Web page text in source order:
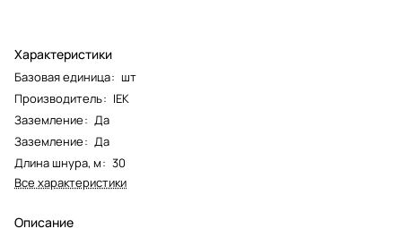
Характеристики
Базовая единица: шт
Производитель: IEK
Заземление: Да
Заземление: Да
Длина шнура, м: 30
Все характеристики
Описание